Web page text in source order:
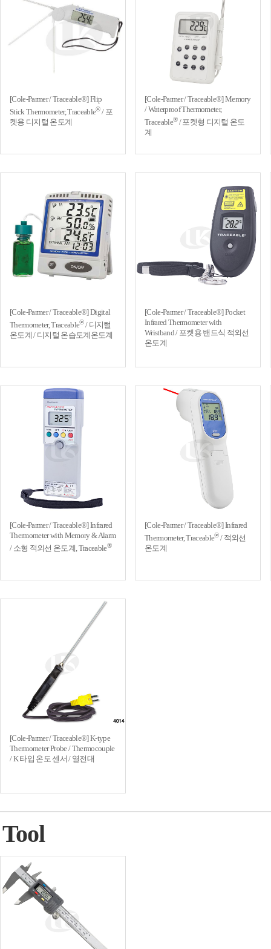
[Cole-Parmer / Traceable®] Flip
Stick Thermometer, Traceable®/ 포
켓용 디지털 온도계
[Cole-Parmer / Traceable®] Memory
/ Waterproof Thermometer,
Traceable®/ 포켓형 디지털 온도
계
[Cole-Parmer / Traceable®] Digital
Thermometer, Traceable®/ 디지털
온도계 / 디지털 온습도계온도계
[Cole-Parmer / Traceable®] Pocket
Infrared Thermometer with
Wristband / 포켓용 밴드식 적외선
온도계
[Cole-Parmer / Traceable®] Infrared
Thermometer with Memory & Alarm
/ 소형 적외선 온도계, Traceable®
[Cole-Parmer / Traceable®] Infrared
Thermometer, Traceable®/ 적외선
온도계
[Cole-Parmer / Traceable®] K-type
Thermometer Probe / Thermocouple
/ K 타입 온도 센서 / 열전대
Tool